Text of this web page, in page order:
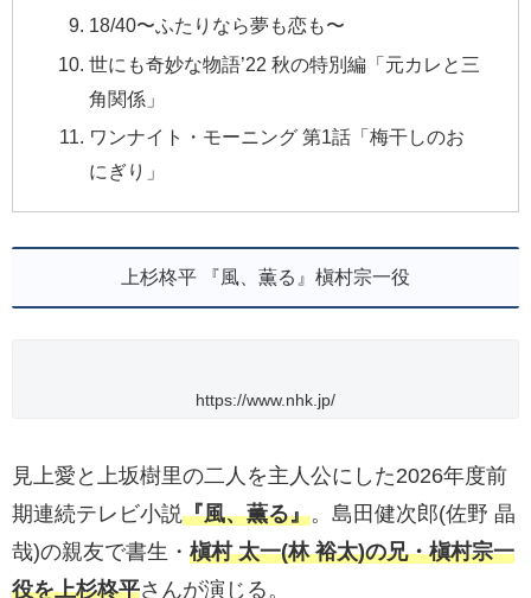
18/40〜ふたりなら夢も恋も〜
世にも奇妙な物語’22 秋の特別編「元カレと三
角関係」
ワンナイト・モーニング 第1話「梅干しのお
にぎり」
上杉柊平 『風、薫る』槇村宗一役
https://www.nhk.jp/
見上愛と上坂樹里の二人を主人公にした2026年度前
期連続テレビ小説『風、薫る』。島田健次郎(佐野 晶
哉)の親友で書生・ 槇村 太一(林 裕太)の兄・槇村宗一
役を上杉柊平さんが演じる。